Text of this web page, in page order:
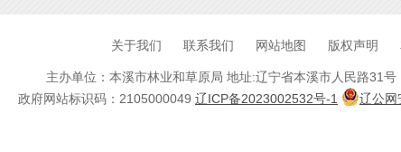
关于我们 联系我们 网站地图 版权声明
主办单位：本溪市林业和草原局 地址:辽宁省本溪市人民路31
政府网站标识码：2105000049 辽ICP备2023002532号-1 辽公网